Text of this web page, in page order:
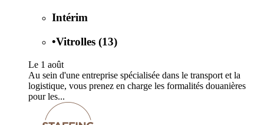
Intérim
•Vitrolles (13)
Le 1 août
Au sein d'une entreprise spécialisée dans le transport et la
logistique, vous prenez en charge les formalités douanières
pour les...